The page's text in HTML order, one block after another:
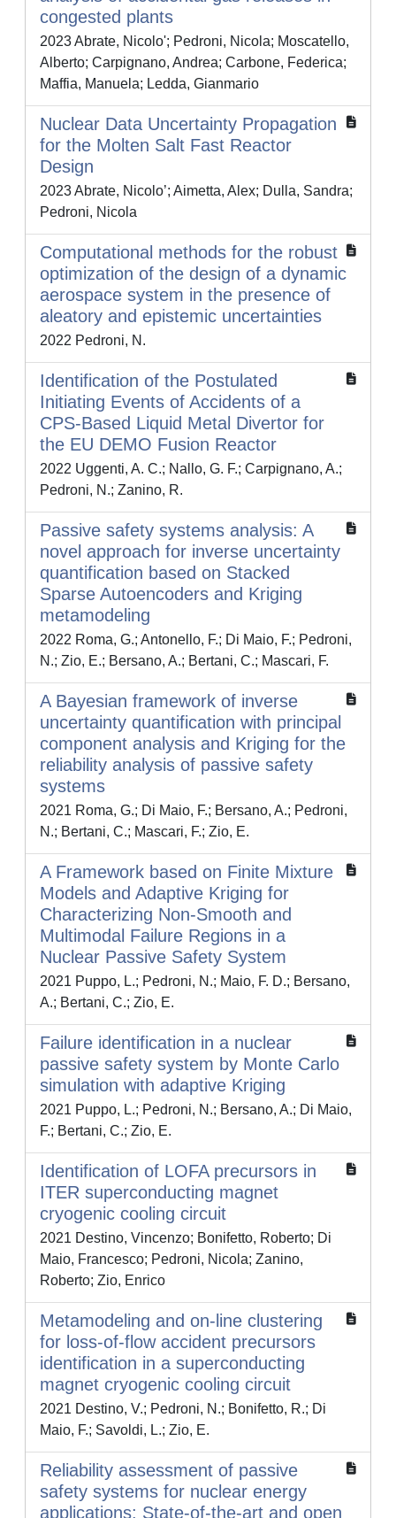
congested plants
2023 Abrate, Nicolo'; Pedroni, Nicola; Moscatello,
Alberto; Carpignano, Andrea; Carbone, Federica;
Maffia, Manuela; Ledda, Gianmario
Nuclear Data Uncertainty Propagation
for the Molten Salt Fast Reactor
Design
2023 Abrate, Nicolo’; Aimetta, Alex; Dulla, Sandra;
Pedroni, Nicola
Computational methods for the robust
optimization of the design of a dynamic
aerospace system in the presence of
aleatory and epistemic uncertainties
2022 Pedroni, N.
Identification of the Postulated
Initiating Events of Accidents of a
CPS-Based Liquid Metal Divertor for
the EU DEMO Fusion Reactor
2022 Uggenti, A. C.; Nallo, G. F.; Carpignano, A.;
Pedroni, N.; Zanino, R.
Passive safety systems analysis: A
novel approach for inverse uncertainty
quantification based on Stacked
Sparse Autoencoders and Kriging
metamodeling
2022 Roma, G.; Antonello, F.; Di Maio, F.; Pedroni,
N.; Zio, E.; Bersano, A.; Bertani, C.; Mascari, F.
A Bayesian framework of inverse
uncertainty quantification with principal
component analysis and Kriging for the
reliability analysis of passive safety
systems
2021 Roma, G.; Di Maio, F.; Bersano, A.; Pedroni,
N.; Bertani, C.; Mascari, F.; Zio, E.
A Framework based on Finite Mixture
Models and Adaptive Kriging for
Characterizing Non-Smooth and
Multimodal Failure Regions in a
Nuclear Passive Safety System
2021 Puppo, L.; Pedroni, N.; Maio, F. D.; Bersano,
A.; Bertani, C.; Zio, E.
Failure identification in a nuclear
passive safety system by Monte Carlo
simulation with adaptive Kriging
2021 Puppo, L.; Pedroni, N.; Bersano, A.; Di Maio,
F.; Bertani, C.; Zio, E.
Identification of LOFA precursors in
ITER superconducting magnet
cryogenic cooling circuit
2021 Destino, Vincenzo; Bonifetto, Roberto; Di
Maio, Francesco; Pedroni, Nicola; Zanino,
Roberto; Zio, Enrico
Metamodeling and on-line clustering
for loss-of-flow accident precursors
identification in a superconducting
magnet cryogenic cooling circuit
2021 Destino, V.; Pedroni, N.; Bonifetto, R.; Di
Maio, F.; Savoldi, L.; Zio, E.
Reliability assessment of passive
safety systems for nuclear energy
applications: State‐of‐the‐art and open